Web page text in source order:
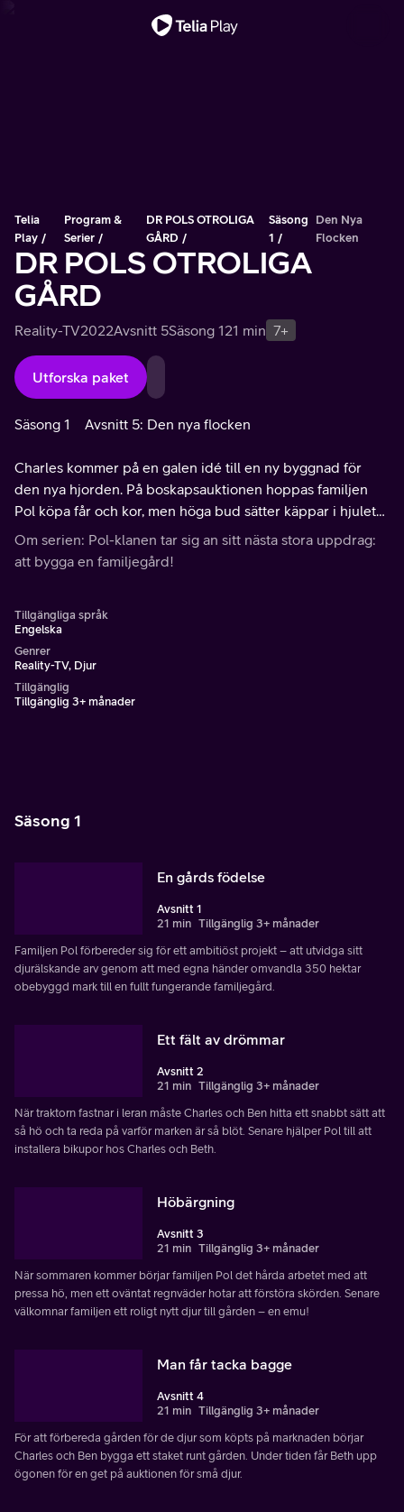
Telia
Play
Program &
Serier
DR POLS OTROLIGA
GÅRD
Säsong
1
Den Nya
Flocken
DR POLS OTROLIGA
GÅRD
Reality-TV2022Avsnitt 5Säsong 121 min 7+
Utforska paket
Säsong 1 Avsnitt 5: Den nya flocken
Charles kommer på en galen idé till en ny byggnad för
den nya hjorden. På boskapsauktionen hoppas familjen
Pol köpa får och kor, men höga bud sätter käppar i hjulet
för deras planer.
Om serien: Pol-klanen tar sig an sitt nästa stora uppdrag:
att bygga en familjegård!
Tillgängliga språk
Engelska
Genrer
Reality-TV, Djur
Tillgänglig
Tillgänglig 3+ månader
Säsong 1
En gårds födelse
Avsnitt 1
21 min Tillgänglig 3+ månader
Familjen Pol förbereder sig för ett ambitiöst projekt – att utvidga sitt
djurälskande arv genom att med egna händer omvandla 350 hektar
obebyggd mark till en fullt fungerande familjegård.
Ett fält av drömmar
Avsnitt 2
21 min Tillgänglig 3+ månader
När traktorn fastnar i leran måste Charles och Ben hitta ett snabbt sätt att
så hö och ta reda på varför marken är så blöt. Senare hjälper Pol till att
installera bikupor hos Charles och Beth.
Höbärgning
Avsnitt 3
21 min Tillgänglig 3+ månader
När sommaren kommer börjar familjen Pol det hårda arbetet med att
pressa hö, men ett oväntat regnväder hotar att förstöra skörden. Senare
välkomnar familjen ett roligt nytt djur till gården – en emu!
Man får tacka bagge
Avsnitt 4
21 min Tillgänglig 3+ månader
För att förbereda gården för de djur som köpts på marknaden börjar
Charles och Ben bygga ett staket runt gården. Under tiden får Beth upp
ögonen för en get på auktionen för små djur.